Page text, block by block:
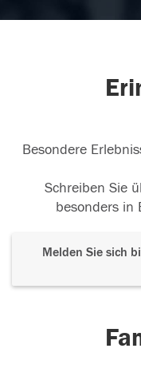
Besondere
Schreiben Sie
besonders in
Melden Sie sich